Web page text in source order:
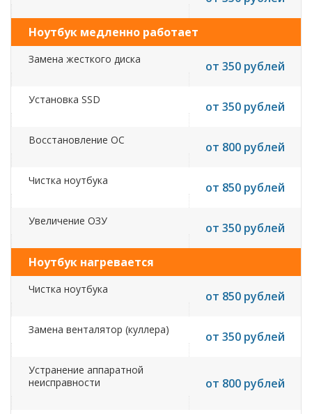
Ноутбук медленно работает
Замена жесткого диска от 350 рублей
Установка SSD от 350 рублей
Восстановление ОС от 800 рублей
Чистка ноутбука от 850 рублей
Увеличение ОЗУ от 350 рублей
Ноутбук нагревается
Чистка ноутбука от 850 рублей
Замена венталятор (куллера) от 350 рублей
Устранение аппаратной
неисправности
от 800 рублей